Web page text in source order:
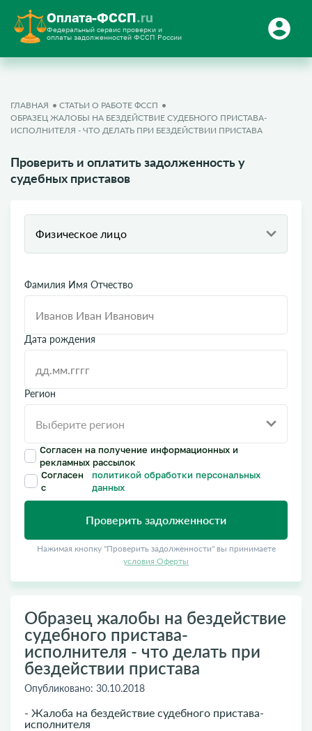
Оплата-ФССП.ru
Федеральный сервис проверки и
оплаты задолженностей ФССП России
ГЛАВНАЯ
СТАТЬИ О РАБОТЕ ФССП
ОБРАЗЕЦ ЖАЛОБЫ НА БЕЗДЕЙСТВИЕ СУДЕБНОГО ПРИСТАВА-
ИСПОЛНИТЕЛЯ - ЧТО ДЕЛАТЬ ПРИ БЕЗДЕЙСТВИИ ПРИСТАВА
Проверить и оплатить задолженность у
судебных приставов
Физическое лицо
Фамилия Имя Отчество
Дата рождения
Регион
Согласен на получение информационных и
рекламных рассылок
Согласен
с
политикой обработки персональных
данных
Проверить задолженности
Нажимая кнопку "Проверить задолженности" вы принимаете
условия Оферты
Образец жалобы на бездействие
судебного пристава-
исполнителя - что делать при
бездействии пристава
Опубликовано: 30.10.2018
- Жалоба на бездействие судебного пристава-
исполнителя